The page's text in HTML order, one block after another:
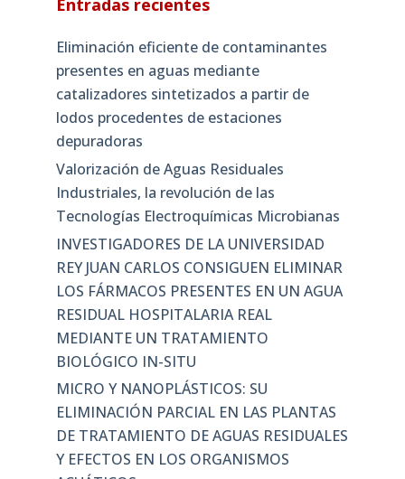
Entradas recientes
Eliminación eficiente de contaminantes
presentes en aguas mediante
catalizadores sintetizados a partir de
lodos procedentes de estaciones
depuradoras
Valorización de Aguas Residuales
Industriales, la revolución de las
Tecnologías Electroquímicas Microbianas
INVESTIGADORES DE LA UNIVERSIDAD
REY JUAN CARLOS CONSIGUEN ELIMINAR
LOS FÁRMACOS PRESENTES EN UN AGUA
RESIDUAL HOSPITALARIA REAL
MEDIANTE UN TRATAMIENTO
BIOLÓGICO IN-SITU
MICRO Y NANOPLÁSTICOS: SU
ELIMINACIÓN PARCIAL EN LAS PLANTAS
DE TRATAMIENTO DE AGUAS RESIDUALES
Y EFECTOS EN LOS ORGANISMOS